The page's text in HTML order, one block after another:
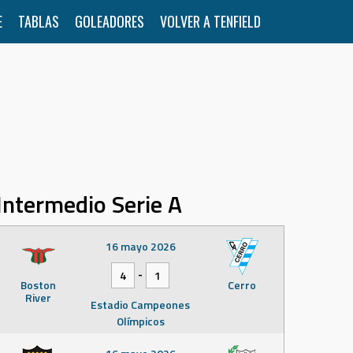
TABLAS GOLEADORES VOLVER A TENFIELD
Serie A
Boston
River
Cerro
16 mayo 2026
4
-
1
Estadio Campeones
Olímpicos